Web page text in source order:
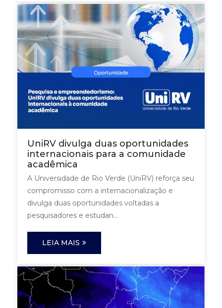
UniRV divulga duas oportunidades
internacionais para a comunidade
acadêmica
A Universidade de Rio Verde (UniRV) reforça seu
compromisso com a internacionalização e
divulga duas oportunidades voltadas a
pesquisadores e estudan...
LEIA MAIS